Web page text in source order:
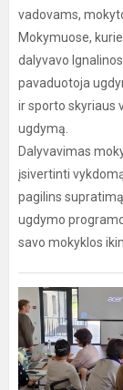
vadovams,
Mokymuose,
dalyvavo
pavaduotoja
ir sporto skyriaus
ugdymą.
Dalyvavimas
įsivertinti
pagilins
ugdymo
savo mokyklos